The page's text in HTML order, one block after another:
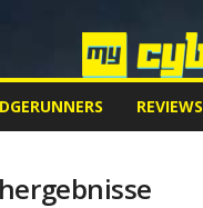
REVIEWS